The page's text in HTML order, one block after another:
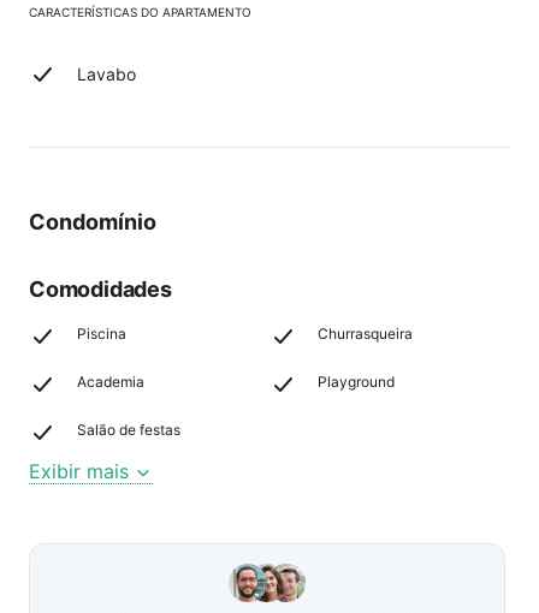
CARACTERÍSTICAS DO APARTAMENTO
Lavabo
Condomínio
Comodidades
Piscina Churrasqueira
Academia Playground
Salão de festas
Exibir mais